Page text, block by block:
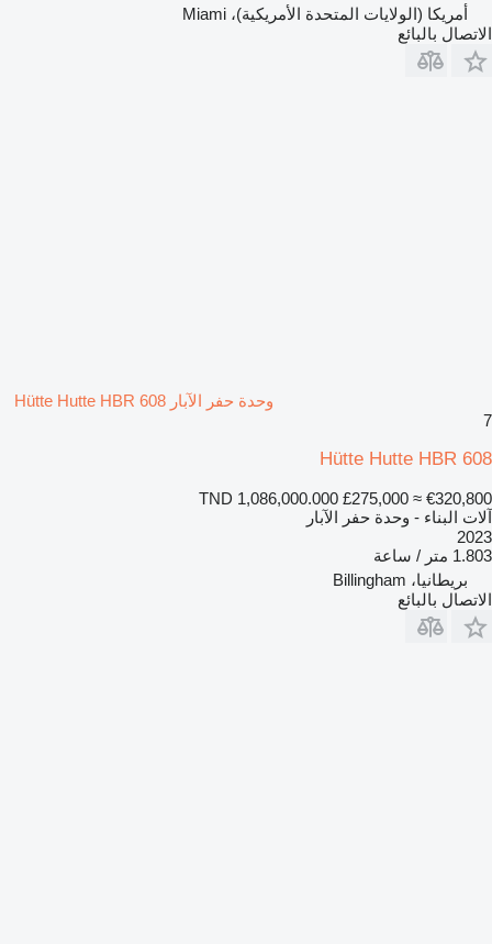
أمريكا (الولايات المتحدة الأمريكية)، Miami
الاتصال بالبائع
وحدة حفر الآبار Hütte Hutte HBR 608
7
Hütte Hutte HBR 608
TND 1,086,000.000 £275,000 ≈ €320,800
آلات البناء - وحدة حفر الآبار
2023
1.803 متر / ساعة
بريطانيا، Billingham
الاتصال بالبائع